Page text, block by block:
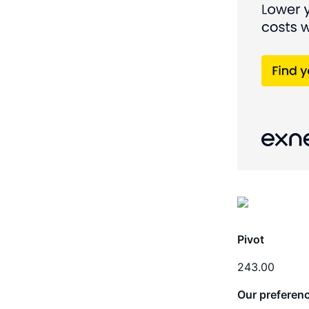
Pivot
243.00
Our